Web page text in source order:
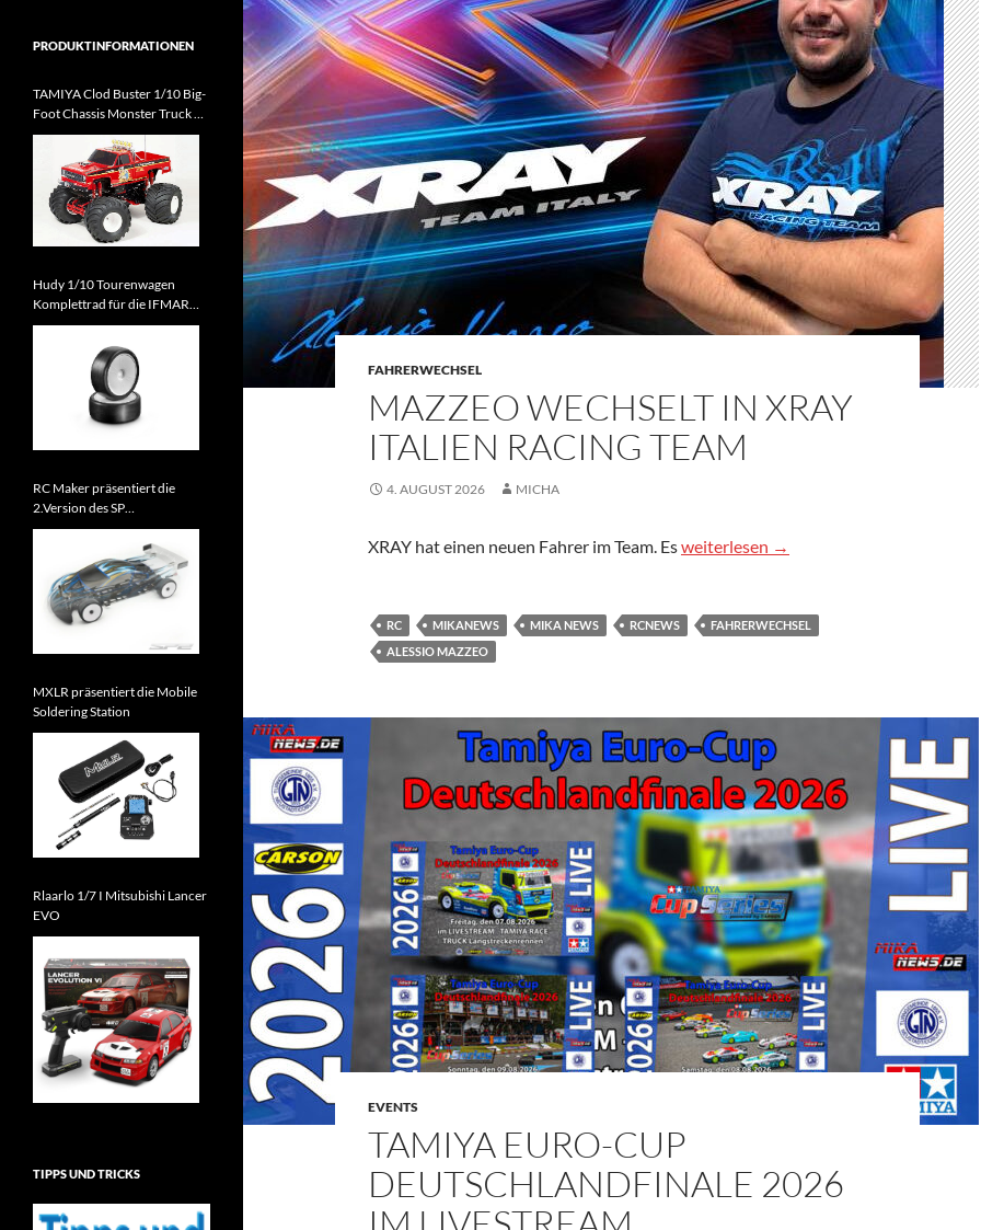
FAHRERWECHSEL
MAZZEO WECHSELT IN XRAY
ITALIEN RACING TEAM
4. AUGUST 2026 MICHA
XRAY hat einen neuen Fahrer im Team. EsMazzeo wechselt in Xray Italien Racing
weiterlesen →
RC MIKANEWS MIKA NEWS RCNEWS
FAHRERWECHSEL
ALESSIO MAZZEO
EVENTS
TAMIYA EURO-CUP
DEUTSCHLANDFINALE 2026
PRODUKTINFORMATIONEN
TAMIYA Clod Buster 1/10 Big-
Foot Chassis Monster Truck Kit
kommt
Hudy 1/10 Tourenwagen
Komplettrad für die IFMAR
WM 2026 zugelassen
RC Maker präsentiert die
2.Version des SP
Tourenwagens
MXLR präsentiert die Mobile
Soldering Station
Rlaarlo 1/7 I Mitsubishi Lancer
EVO
TIPPS UND TRICKS